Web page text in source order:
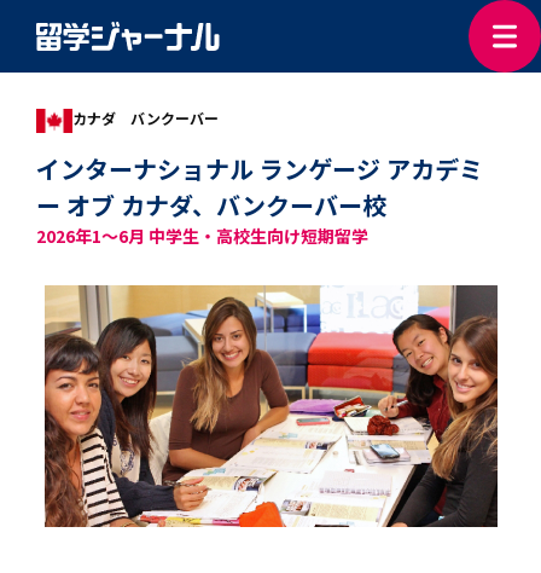
インターナショナル ランゲージ アカデミ
ー オブ カナダ、バンクーバー校
2026年1～6月 中学生・高校生向け短期留学
カナダ バンクーバー